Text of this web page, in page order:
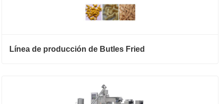
Línea de producción de Butles Fried